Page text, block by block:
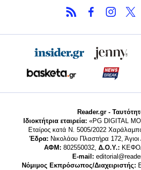
Reader.gr -
Ιδιοκτήτρια εταιρεία: «PG DIGITAL
Εταίρος κατά Ν. 5005/2022
Έδρα: Νικολάου Πλαστήρα 172,
ΑΦΜ: 802550032, Δ.Ο.Υ.:
E-mail:
Νόμιμος Εκπρόσωπος/Διαχειριστής: